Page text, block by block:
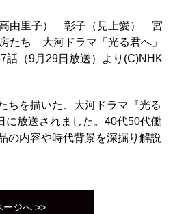
高由里子） 彰子（見上愛） 宮
たち 大河ドラマ「光る君へ」
話（9月29日放送）より(C)NHK
ちを描いた、大河ドラマ『光る
に放送されました。40代50代働
の内容や時代背景を深掘り解説
ージへ >>